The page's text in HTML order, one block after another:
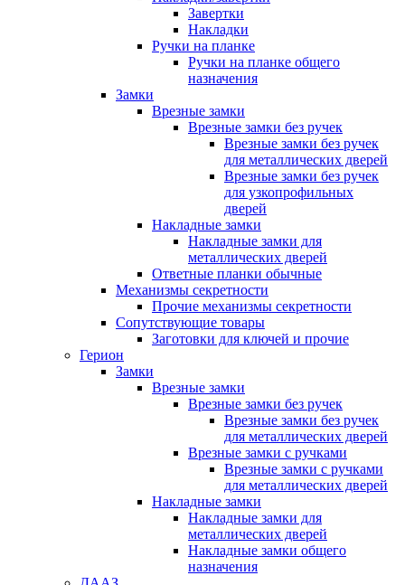
Завертки
Накладки
Ручки на планке
Ручки на планке общего
назначения
Замки
Врезные замки
Врезные замки без ручек
Врезные замки без ручек
для металлических дверей
Врезные замки без ручек
для узкопрофильных
дверей
Накладные замки
Накладные замки для
металлических дверей
Ответные планки обычные
Механизмы секретности
Прочие механизмы секретности
Сопутствующие товары
Заготовки для ключей и прочие
Герион
Замки
Врезные замки
Врезные замки без ручек
Врезные замки без ручек
для металлических дверей
Врезные замки с ручками
Врезные замки с ручками
для металлических дверей
Накладные замки
Накладные замки для
металлических дверей
Накладные замки общего
назначения